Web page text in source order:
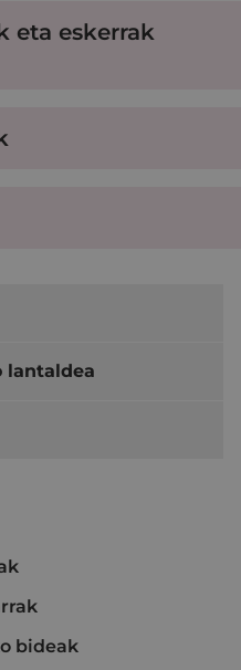
eta eskerrak
lantaldea
bideak